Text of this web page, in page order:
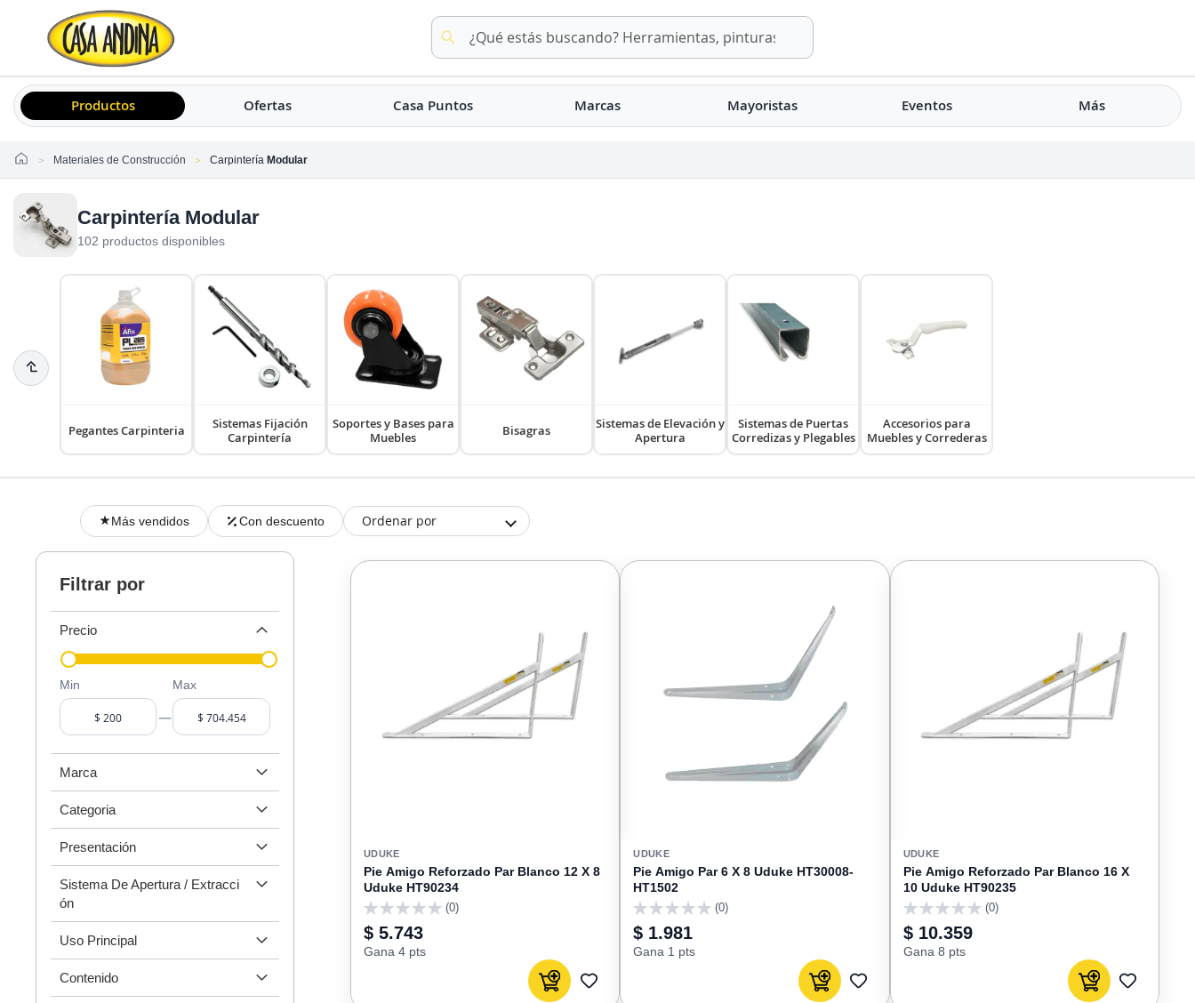
Buscar
Buscar
Productos Ofertas Casa Puntos Marcas Mayoristas Eventos Más
HomeMateriales de Construcción Carpintería Modular
Carpintería Modular
102 productos disponibles
Pegantes Carpinteria
Sistemas Fijación
Carpintería
Soportes y Bases para
Muebles
Bisagras
Sistemas de Elevación y
Apertura
Sistemas de Puertas
Corredizas y Plegables
Accesorios para
Muebles y Correderas
Más vendidos Con descuento Ordenar por
UDUKE
Pie Amigo Reforzado Par Blanco 12 X 8
Uduke HT90234
(0)
$ 5.743
Gana 4 pts
Agregar al carrito
AGREGAR
UDUKE
Pie Amigo Par 6 X 8 Uduke HT30008-
HT1502
(0)
$ 1.981
Gana 1 pts
Agregar al carrito
AGREGAR
UDUKE
Pie Amigo Reforzado Par Blanco 16 X
10 Uduke HT90235
(0)
$ 10.359
Gana 8 pts
Agregar al carrito
AGREGAR
Filtrar por
Precio
Min
–
Max
Marca
Categoria
Presentación
Sistema De Apertura / Extracci
Ón
Uso Principal
Contenido